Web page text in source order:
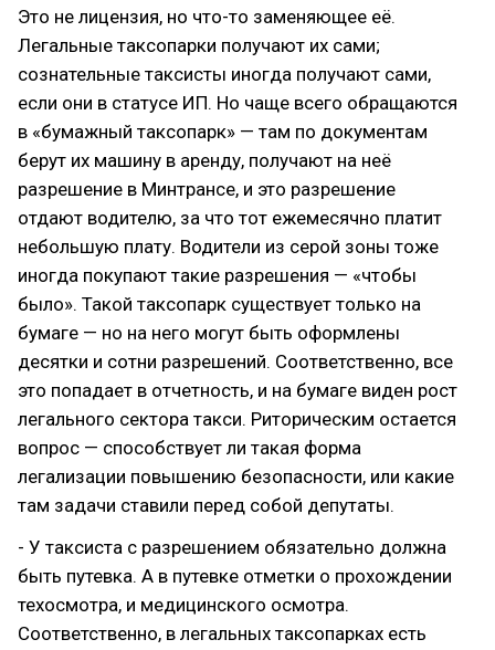
Это не лицензия, но что-то заменяющее её.
Легальные таксопарки получают их сами;
сознательные таксисты иногда получают сами,
если они в статусе ИП. Но чаще всего обращаются
в «бумажный таксопарк» — там по документам
берут их машину в аренду, получают на неё
разрешение в Минтрансе, и это разрешение
отдают водителю, за что тот ежемесячно платит
небольшую плату. Водители из серой зоны тоже
иногда покупают такие разрешения — «чтобы
было». Такой таксопарк существует только на
бумаге — но на него могут быть оформлены
десятки и сотни разрешений. Соответственно, все
это попадает в отчетность, и на бумаге виден рост
легального сектора такси. Риторическим остается
вопрос — способствует ли такая форма
легализации повышению безопасности, или какие
там задачи ставили перед собой депутаты.
- У таксиста с разрешением обязательно должна
быть путевка. А в путевке отметки о прохождении
техосмотра, и медицинского осмотра.
Соответственно, в легальных таксопарках есть